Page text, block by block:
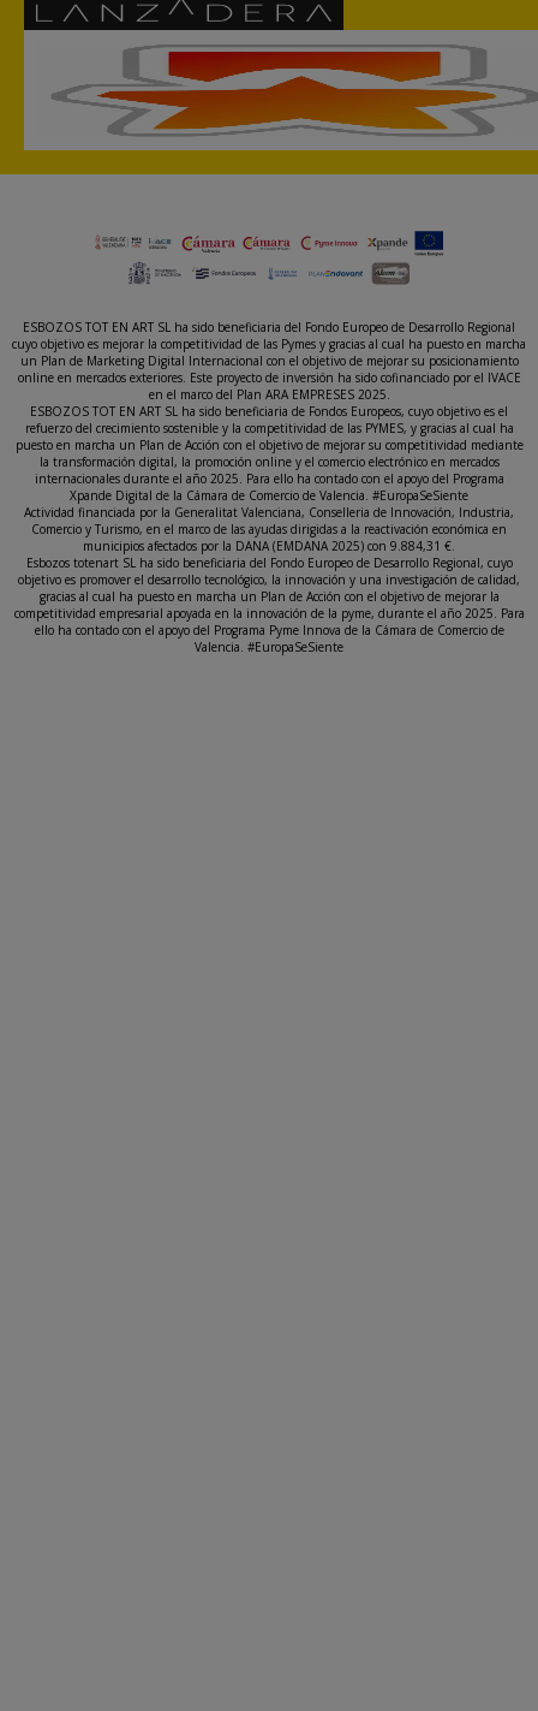
ESBOZOS TOT EN ART SL ha sido beneficiaria del Fondo Europeo de Desarrollo Regional
cuyo objetivo es mejorar la competitividad de las Pymes y gracias al cual ha puesto en marcha
un Plan de Marketing Digital Internacional con el objetivo de mejorar su posicionamiento
online en mercados exteriores. Este proyecto de inversión ha sido cofinanciado por el IVACE
en el marco del Plan ARA EMPRESES 2025.
ESBOZOS TOT EN ART SL ha sido beneficiaria de Fondos Europeos, cuyo objetivo es el
refuerzo del crecimiento sostenible y la competitividad de las PYMES, y gracias al cual ha
puesto en marcha un Plan de Acción con el objetivo de mejorar su competitividad mediante
la transformación digital, la promoción online y el comercio electrónico en mercados
internacionales durante el año 2025. Para ello ha contado con el apoyo del Programa
Xpande Digital de la Cámara de Comercio de Valencia. #EuropaSeSiente
Actividad financiada por la Generalitat Valenciana, Conselleria de Innovación, Industria,
Comercio y Turismo, en el marco de las ayudas dirigidas a la reactivación económica en
municipios afectados por la DANA (EMDANA 2025) con 9.884,31 €.
Esbozos totenart SL ha sido beneficiaria del Fondo Europeo de Desarrollo Regional, cuyo
objetivo es promover el desarrollo tecnológico, la innovación y una investigación de calidad,
gracias al cual ha puesto en marcha un Plan de Acción con el objetivo de mejorar la
competitividad empresarial apoyada en la innovación de la pyme, durante el año 2025. Para
ello ha contado con el apoyo del Programa Pyme Innova de la Cámara de Comercio de
Valencia. #EuropaSeSiente